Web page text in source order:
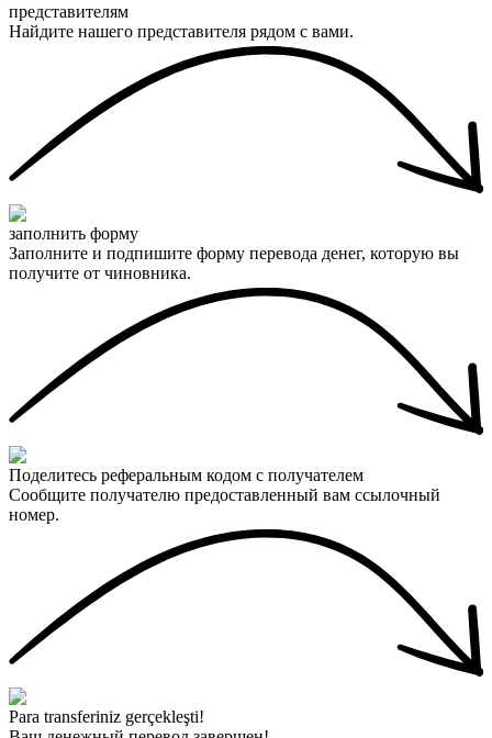
представителям
Найдите нашего представителя рядом с вами.
заполнить форму
Заполните и подпишите форму перевода денег, которую вы
получите от чиновника.
Поделитесь реферальным кодом с получателем
Сообщите получателю предоставленный вам ссылочный
номер.
Para transferiniz gerçekleşti!